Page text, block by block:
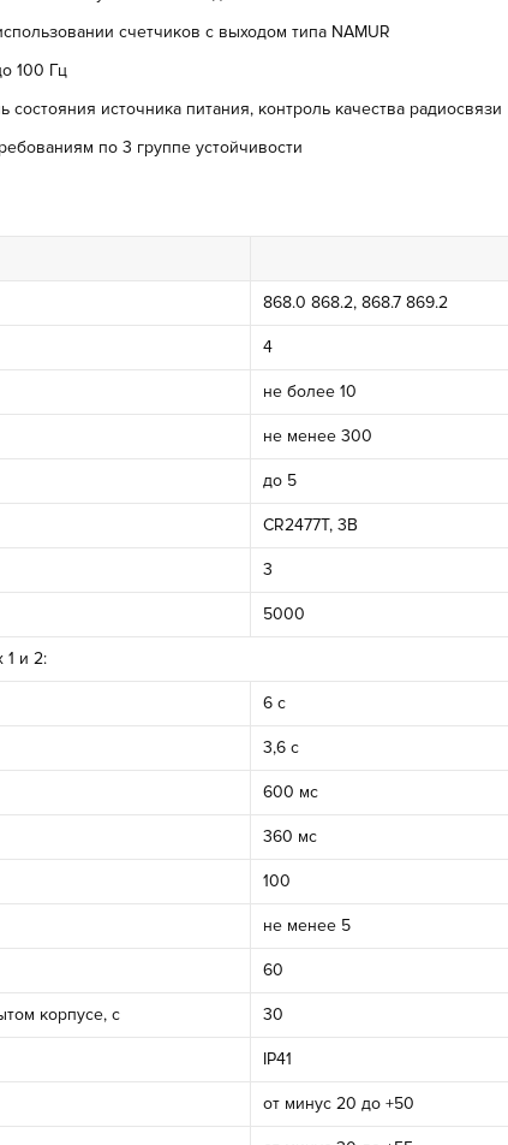
счетчиков с выходом типа NAMUR
100 Гц
источника питания, контроль качества радиосвязи
по 3 группе устойчивости
868.0 868.2, 868.7 869.2
4
не более 10
не менее 300
до 5
CR2477T, 3В
3
5000
1 и 2:
6 с
3,6 с
600 мс
360 мс
100
не менее 5
60
корпусе, с 30
IР41
от минус 20 до +50